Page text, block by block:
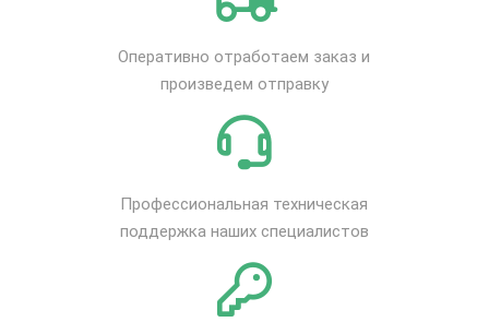
Оперативно отработаем заказ и
произведем отправку
Профессиональная техническая
поддержка наших специалистов